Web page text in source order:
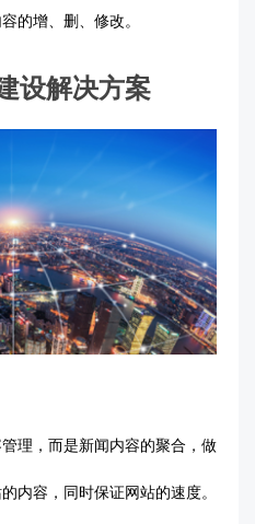
的增、删、修改。
设解决方案
理，而是新闻内容的聚合，做
内容，同时保证网站的速度。